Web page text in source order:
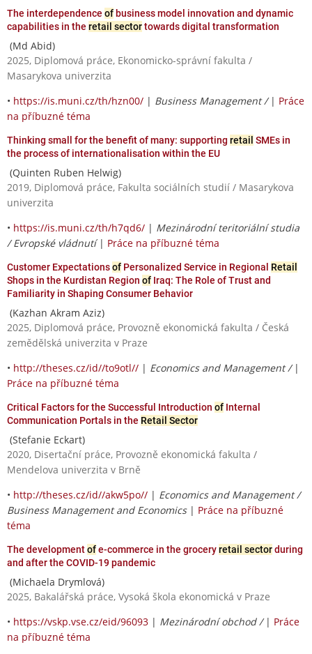
The interdependence of business model innovation and dynamic
capabilities in the retail sectortowards digital transformation
(Md Abid)
2025, Diplomová práce, Ekonomicko-správní fakulta /
Masarykova univerzita
• https://is.muni.cz/th/hzn00/ | Business Management / | Práce
na příbuzné téma
Thinking small for the benefit of many: supporting retail SMEs in
the process of internationalisation within the EU
(Quinten Ruben Helwig)
2019, Diplomová práce, Fakulta sociálních studií / Masarykova
univerzita
• https://is.muni.cz/th/h7qd6/ | Mezinárodní teritoriální studia
/ Evropské vládnutí| Práce na příbuzné téma
Customer Expectationsof Personalized Service in Regional Retail
Shops in the Kurdistan Region of Iraq: The Role of Trust and
Familiarity in Shaping Consumer Behavior
(Kazhan Akram Aziz)
2025, Diplomová práce, Provozně ekonomická fakulta / Česká
zemědělská univerzita v Praze
• http://theses.cz/id//to9otl// | Economics and Management / |
Práce na příbuzné téma
Critical Factors for the Successful Introduction of Internal
Communication Portals in the Retail Sector
(Stefanie Eckart)
2020, Disertační práce, Provozně ekonomická fakulta /
Mendelova univerzita v Brně
• http://theses.cz/id//akw5po// | Economics and Management /
Business Management and Economics| Práce na příbuzné
téma
The developmentofe-commerce in the groceryretail sectorduring
and after the COVID-19 pandemic
(Michaela Drymlová)
2025, Bakalářská práce, Vysoká škola ekonomická v Praze
• https://vskp.vse.cz/eid/96093 | Mezinárodní obchod / | Práce
na příbuzné téma